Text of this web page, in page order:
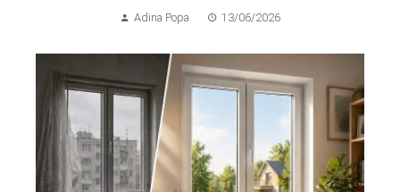
Adina Popa 13/06/2026